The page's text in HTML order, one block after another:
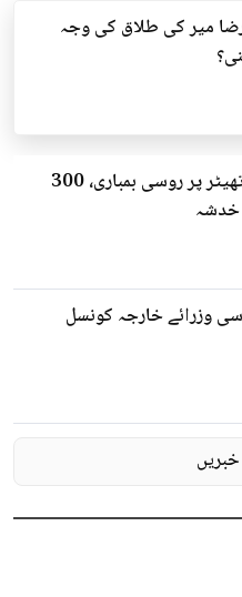
کہا کہ کم...
میر کی طلاق کی وجہ
یوکرین: ماریوپول تھیٹر پر روسی بمباری، 300
خدشہ
سی وزرائے خارجہ کونسل